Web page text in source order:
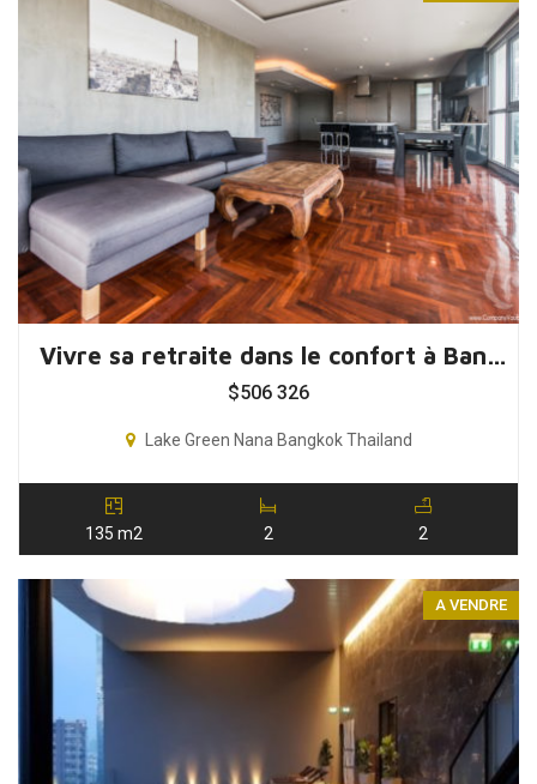
Vivre sa retraite dans le confort à Bangkok, Thaïlande
$506 326
Lake Green Nana Bangkok Thailand
135 m2 2 2
A VENDRE